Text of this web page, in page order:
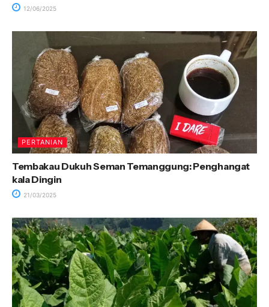
12/06/2025
PERTANIAN
Tembakau Dukuh Seman Temanggung: Penghangat
kala Dingin
21/03/2025